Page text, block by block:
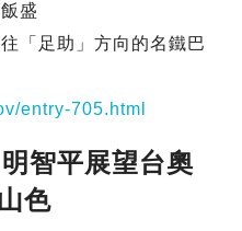
盛
「足助」方向的名鐵巴
entry-705.html
智平展望台奧
色